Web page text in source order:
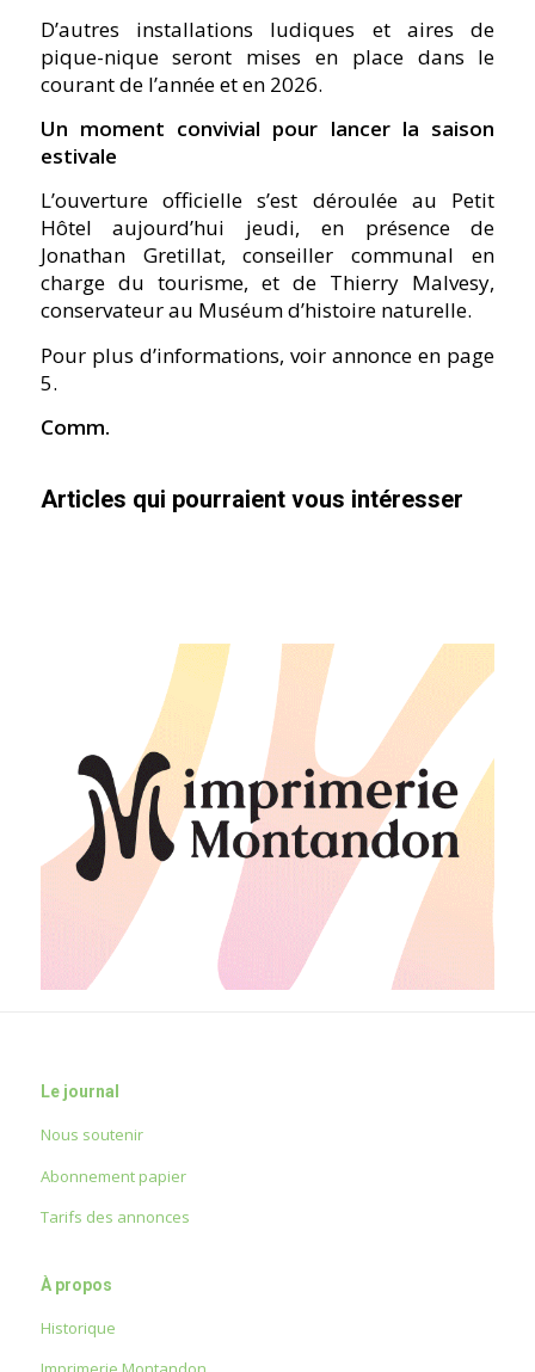
D’autres installations ludiques et aires de
pique-nique seront mises en place dans le
courant de l’année et en 2026.
Un moment convivial pour lancer la saison
estivale
L’ouverture officielle s’est déroulée au Petit
Hôtel aujourd’hui jeudi, en présence de
Jonathan Gretillat, conseiller communal en
charge du tourisme, et de Thierry Malvesy,
conservateur au Muséum d’histoire naturelle.
Pour plus d’informations, voir annonce en page
5.
Comm.
Articles qui pourraient vous intéresser
Le journal
Nous soutenir
Abonnement papier
Tarifs des annonces
À propos
Historique